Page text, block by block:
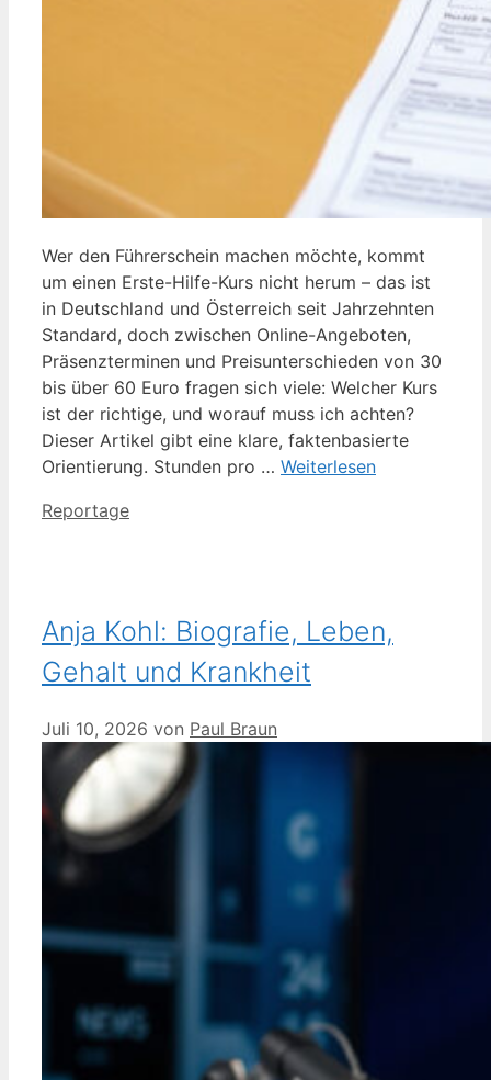
Wer den Führerschein machen möchte, kommt
um einen Erste-Hilfe-Kurs nicht herum – das ist
in Deutschland und Österreich seit Jahrzehnten
Standard, doch zwischen Online-Angeboten,
Präsenzterminen und Preisunterschieden von 30
bis über 60 Euro fragen sich viele: Welcher Kurs
ist der richtige, und worauf muss ich achten?
Dieser Artikel gibt eine klare, faktenbasierte
Orientierung. Stunden pro … Weiterlesen
Kategorien
Reportage
Anja Kohl: Biografie, Leben,
Gehalt und Krankheit
Juli 10, 2026 von Paul Braun